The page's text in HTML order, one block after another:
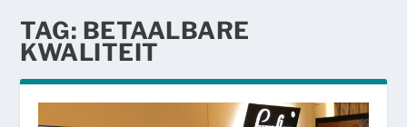
TAG: BETAALBARE
KWALITEIT